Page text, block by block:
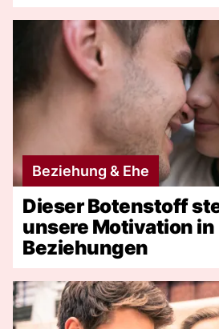
Beziehung & Ehe
Dieser Botenstoff
unsere Motivation in
Beziehungen